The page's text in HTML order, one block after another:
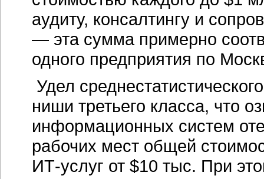
аудиту, консалтингу и
— эта сумма примерно
одного предприятия по
Удел
ниши третьего класса, что
информационных систем
рабочих мест общей
ИТ-услуг от $10 тыс. При